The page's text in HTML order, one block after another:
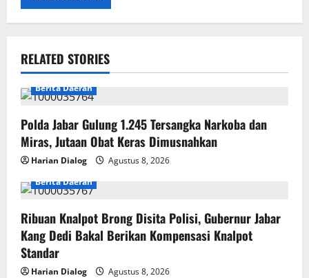
RELATED STORIES
Berita Daerah
Polda Jabar Gulung 1.245 Tersangka Narkoba dan
Miras, Jutaan Obat Keras Dimusnahkan
Harian Dialog
Agustus 8, 2026
Berita Daerah
Ribuan Knalpot Brong Disita Polisi, Gubernur Jabar
Kang Dedi Bakal Berikan Kompensasi Knalpot
Standar
Harian Dialog
Agustus 8, 2026